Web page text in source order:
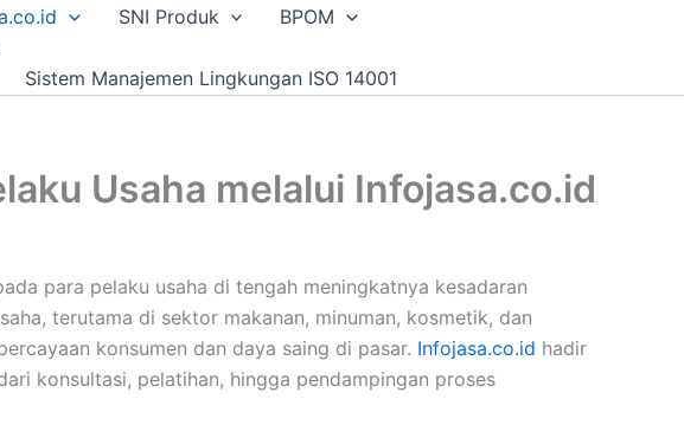
SNI Produk
BPOM
Sistem Manajemen Lingkungan ISO 14001
Usaha melalui Infojasa.co.id
para pelaku usaha di tengah meningkatnya kesadaran
terutama di sektor makanan, minuman, kosmetik, dan
konsumen dan daya saing di pasar. Infojasa.co.id hadir
konsultasi, pelatihan, hingga pendampingan proses